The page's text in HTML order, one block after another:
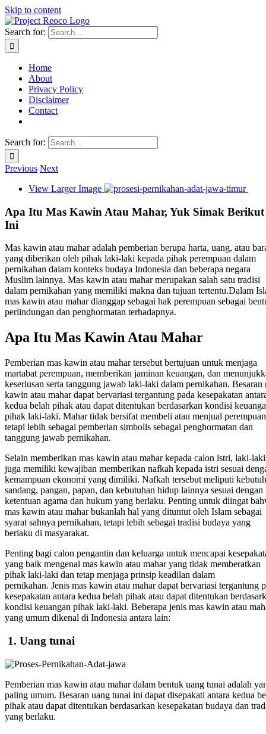
Skip to content
Search for:
Home
About
Privacy Policy
Disclaimer
Contact
Search for:
Previous Next
View Larger Image
Apa Itu Mas Kawin Atau Mahar, Yuk Simak Berikut
Ini
Mas kawin atau mahar adalah pemberian berupa harta, uang, atau
yang diberikan oleh pihak laki-laki kepada pihak perempuan dalam
pernikahan dalam konteks budaya Indonesia dan beberapa negara
Muslim lainnya. Mas kawin atau mahar merupakan salah satu tradisi
dalam pernikahan yang memiliki makna dan tujuan tertentu.Dalam
mas kawin atau mahar dianggap sebagai hak perempuan sebagai
perlindungan dan penghormatan terhadapnya.
Apa Itu Mas Kawin Atau Mahar
Pemberian mas kawin atau mahar tersebut bertujuan untuk menjaga
martabat perempuan, memberikan jaminan keuangan, dan
keseriusan serta tanggung jawab laki-laki dalam pernikahan. Besaran
kawin atau mahar dapat bervariasi tergantung pada kesepakatan
kedua belah pihak atau dapat ditentukan berdasarkan kondisi
pihak laki-laki. Mahar tidak bersifat membeli atau menjual
tetapi lebih sebagai pemberian simbolis sebagai penghormatan dan
tanggung jawab pernikahan.
Selain memberikan mas kawin atau mahar kepada calon istri, laki-laki
juga memiliki kewajiban memberikan nafkah kepada istri sesuai
kemampuan ekonomi yang dimiliki. Nafkah tersebut meliputi
sandang, pangan, papan, dan kebutuhan hidup lainnya sesuai dengan
ketentuan agama dan hukum yang berlaku. Penting untuk diingat
mas kawin atau mahar bukanlah hal yang dituntut oleh Islam sebagai
syarat sahnya pernikahan, tetapi lebih sebagai tradisi budaya yang
berlaku di masyarakat.
Penting bagi calon pengantin dan keluarga untuk mencapai
yang baik mengenai mas kawin atau mahar yang tidak memberatkan
pihak laki-laki dan tetap menjaga prinsip keadilan dalam
pernikahan. Jenis mas kawin atau mahar dapat bervariasi tergantung
kesepakatan antara kedua belah pihak atau dapat ditentukan
kondisi keuangan pihak laki-laki. Beberapa jenis mas kawin atau
yang umum dikenal di Indonesia antara lain:
1. Uang tunai
Pemberian mas kawin atau mahar dalam bentuk uang tunai adalah
paling umum. Besaran uang tunai ini dapat disepakati antara kedua
pihak atau dapat ditentukan berdasarkan kesepakatan budaya dan
yang berlaku.